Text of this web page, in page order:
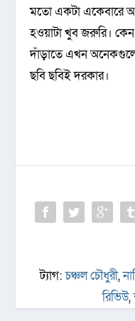
মতো একটা একেবারে
হওয়াটা খুব জরুরি। কেন
দাঁড়াতে এখন অনেকগুলো
ছবি ছবিই দরকার।
ট্যাগ:চঞ্চল চৌধুরী,
রিভিউ,